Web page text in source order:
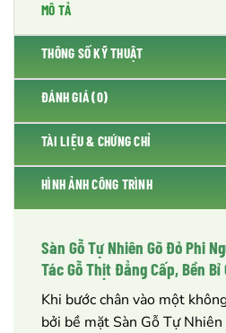
MÔ TẢ
THÔNG SỐ KỸ THUẬT
ĐÁNH GIÁ (0)
TÀI LIỆU & CHỨNG CHỈ
HÌNH ẢNH CÔNG TRÌNH
Sàn Gỗ Tự Nhiên Gõ Đỏ Phi
Tác Gỗ Thịt Đẳng Cấp, Bền Bỉ
Khi bước chân vào một
bởi bề mặt Sàn Gỗ Tự